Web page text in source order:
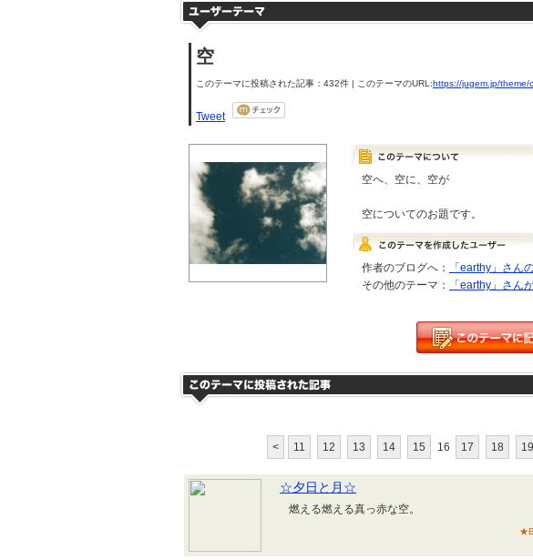
空
このテーマに投稿された記事：432件 | このテーマのURL:https://jugem.jp/theme/
Tweet
空へ、空に、空が
空についてのお題です。
作者のブログへ：
「earthy」さん
その他のテーマ：
「earthy」さん
< 11 12 13 14 15 16 17 18 19
☆夕日と月☆
燃える燃える真っ赤な空。